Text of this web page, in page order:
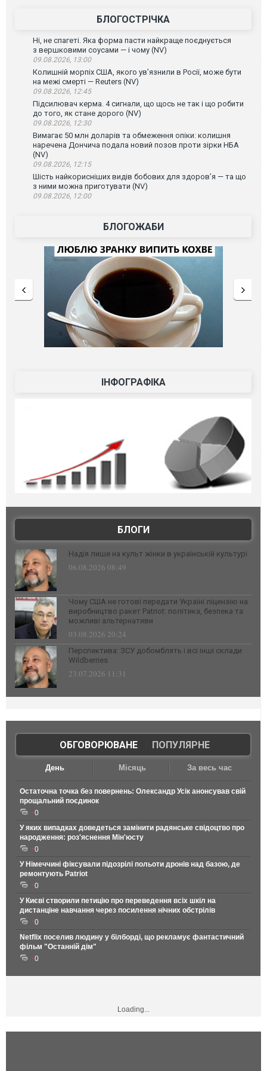
БЛОГОСТРІЧКА
Ні, не спагеті. Яка форма пасти найкраще поєднується
з вершковими соусами — і чому (NV)
09.08.2026, 13:00
Колишній морпіх США, якого ув’язнили в Росії, може бути
на межі смерті — Reuters (NV)
09.08.2026, 12:45
Підсилювач керма. 4 сигнали, що щось не так і що робити
до того, як стане дорого (NV)
09.08.2026, 12:30
Вимагає 50 млн доларів та обмеження опіки: колишня
наречена Дончича подала новий позов проти зірки НБА
(NV)
09.08.2026, 12:15
Шість найкорисніших видів бобових для здоров’я — та що
з ними можна приготувати (NV)
09.08.2026, 12:00
БЛОГОЖАБИ
ІНФОГРАФІКА
БЛОГИ
Надія лише на культ жінки в українській культурі
06.08.2026 08:49
Чому США не готові передати Україні ліцензію на
виробництво ракет Patriot: політика, безпека та
можливі альтернативи
03.08.2026 20:24
Перспектива: ЗСУ добомблять і всі інші склади
Wildberries
23.07.2026 11:31
ОБГОВОРЮВАНЕ| ПОПУЛЯРНЕ
День Місяць За весь час
Остаточна точка без повернень: Олександр Усік анонсував свій
прощальний поєдинок
0
У яких випадках доведеться замінити радянське свідоцтво про
народження: роз'яснення Мін'юсту
0
У Німеччині фіксували підозрілі польоти дронів над базою, де
ремонтують Patriot
0
У Києві створили петицію про переведення всіх шкіл на
дистанціне навчання через посилення нічних обстрілів
0
Netflix поселив людину у білборді, що рекламує фантастичний
фільм "Останній дім"
0
Loading...